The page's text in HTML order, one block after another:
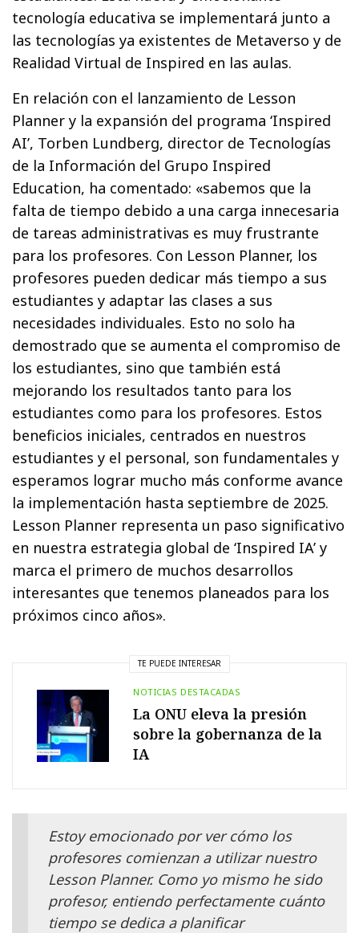
tecnología educativa se implementará junto a
las tecnologías ya existentes de Metaverso y de
Realidad Virtual de Inspired en las aulas.
En relación con el lanzamiento de Lesson
Planner y la expansión del programa ‘Inspired
AI’, Torben Lundberg, director de Tecnologías
de la Información del Grupo Inspired
Education, ha comentado: «sabemos que la
falta de tiempo debido a una carga innecesaria
de tareas administrativas es muy frustrante
para los profesores. Con Lesson Planner, los
profesores pueden dedicar más tiempo a sus
estudiantes y adaptar las clases a sus
necesidades individuales. Esto no solo ha
demostrado que se aumenta el compromiso de
los estudiantes, sino que también está
mejorando los resultados tanto para los
estudiantes como para los profesores. Estos
beneficios iniciales, centrados en nuestros
estudiantes y el personal, son fundamentales y
esperamos lograr mucho más conforme avance
la implementación hasta septiembre de 2025.
Lesson Planner representa un paso significativo
en nuestra estrategia global de ‘Inspired IA’ y
marca el primero de muchos desarrollos
interesantes que tenemos planeados para los
próximos cinco años».
TE PUEDE INTERESAR
NOTICIAS DESTACADAS
La ONU eleva la presión
sobre la gobernanza de la
IA
Estoy emocionado por ver cómo los
profesores comienzan a utilizar nuestro
Lesson Planner. Como yo mismo he sido
profesor, entiendo perfectamente cuánto
tiempo se dedica a planificar